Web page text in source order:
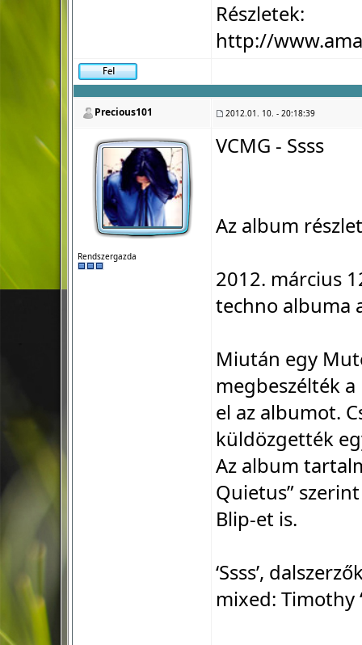
Részletek:
http://
Precious101 2012.01. 10. - 20:18:39
Rendszergazda
VCMG - Ssss
Az album
2012. március
techno albuma
Miután egy
megbeszélték
el az albumot.
küldözgették
Az album
Quietus”
Blip-et is.
‘Ssss’,
mixed: Timothy